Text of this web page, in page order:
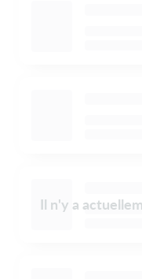
Il n'y a